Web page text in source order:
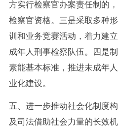
方实行检察官办案责任制的
检察官资格。三是采取多种
训和业务竞赛活动，着力建
成年人刑事检察队伍。四是
素能基本标准，推进未成年
业化建设。
五、进一步推动社会化制度
及司法借助社会力量的长效